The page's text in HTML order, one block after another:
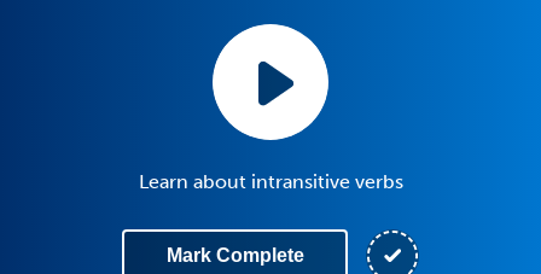
Learn about intransitive verbs
Mark Complete